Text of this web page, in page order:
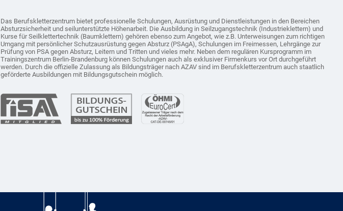
Das Berufskletterzentrum bietet professionelle Schulungen, Ausrüstung und Dienstleistungen in den Bereichen
Absturzsicherheit und seilunterstützte Höhenarbeit. Die Ausbildung in Seilzugangstechnik (Industrieklettern) und
Kurse für Seilklettertechnik (Baumklettern) gehören ebenso zum Angebot, wie z.B. Unterweisungen zum richtigen
Umgang mit persönlicher Schutzausrüstung gegen Absturz (PSAgA), Schulungen im Freimessen, Lehrgänge zur
Prüfung von PSA gegen Absturz, Leitern und Tritten und vieles mehr. Neben dem regulären Kursprogramm im
Trainingszentrum Berlin-Brandenburg können Schulungen auch als exklusiver Firmenkurs vor Ort durchgeführt
werden. Durch die offizielle Zulassung als Bildungsträger nach AZAV sind im Berufskletterzentrum auch staatlich
geförderte Ausbildungen mit Bildungsgutschein möglich.